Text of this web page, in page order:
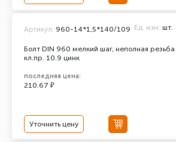
Болт DIN 960 мелкий шаг, неполная
кл.пр. 10.9 цинк
Артикул: 960-14*1,5*140/109 Ед. изм. шт.
последняя цена:
210.67 ₽
Уточнить цену